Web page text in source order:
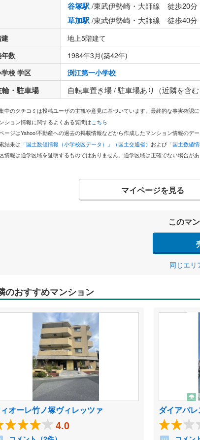
谷塚駅/東武伊勢崎・大師線 徒歩20分
草加駅/東武伊勢崎・大師線 徒歩40分
地上5階建て
数
1984年3月(築42年)
校 学区
渕江第一小学校
輪・駐車場 自転車置き場 / 駐車場あり（近隣を含む
中のクチコミは投稿ユーザの主観や意見に基づいています。最終的な事実確認
ション情報に関するよくある質問はこちら
ージはYahoo!不動産への過去の掲載情報などから作成したマンション情報のデ
結果は 「国土数値情報（小学校区データ）」（国土交通省） および 「国土数値
情報は通学区域を証明するものではありません。通学区域は正確でない場合が
マイページを見る
このマ
同じエリ
のおすすめマンション
オーレ竹ノ塚ヴィレッツァ
4.0
ダイアパ